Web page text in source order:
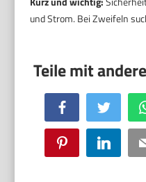
und Strom. Bei Zweifeln
Facebook Twitter
Pinterest LinkedIn